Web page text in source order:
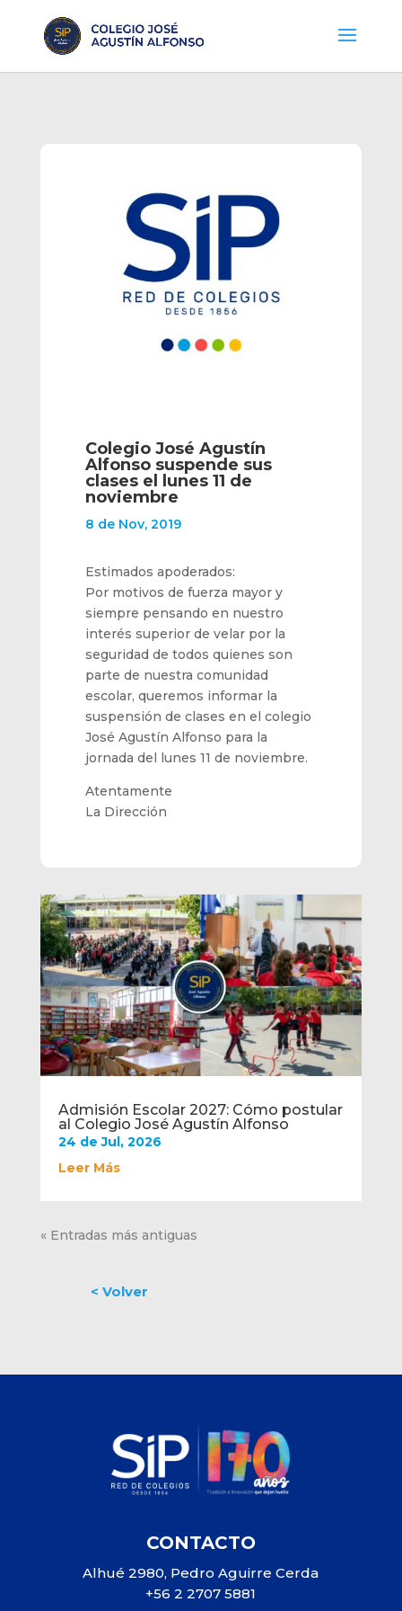
Admisión Escolar 2027: Cómo postular
al Colegio José Agustín Alfonso
24 de Jul, 2026
Leer Más
« Entradas más antiguas
Colegio José Agustín
Alfonso suspende sus
clases el lunes 11 de
noviembre
8 de Nov, 2019
Estimados apoderados:
Por motivos de fuerza mayor y
siempre pensando en nuestro
interés superior de velar por la
seguridad de todos quienes son
parte de nuestra comunidad
escolar, queremos informar la
suspensión de clases en el colegio
José Agustín Alfonso para la
jornada del lunes 11 de noviembre.
Atentamente
La Dirección
CONTACTO
Alhué 2980, Pedro Aguirre Cerda
+56 2 2707 5881